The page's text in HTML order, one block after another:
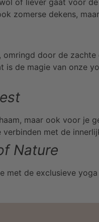
zomerse dekens,
door de
de magie van onze
maar ook voor je
met de
Nature
met de exclusieve